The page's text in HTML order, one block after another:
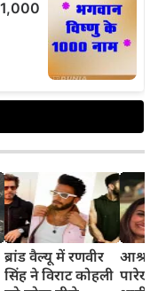
ब्रांड वैल्यू में रणवीर
सिंह ने विराट कोहली
आश्रम
पारेख